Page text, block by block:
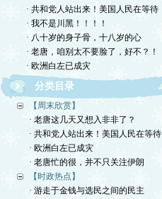
· 共和党人站出来！美国人民在等待
· 我不是川黑！！！！
· 八十岁的身子骨，十八岁的心
· 老唐，咱别太不要脸了，好不？！
· 欧洲白左已成灾
分类目录
【周末欣赏】
· 老唐这几天又想入非非了？
· 共和党人站出来！美国人民在等待
· 欧洲白左已成灾
· 老唐忙的很，并不只关注伊朗
【时政热点】
· 游走于金钱与选民之间的民主